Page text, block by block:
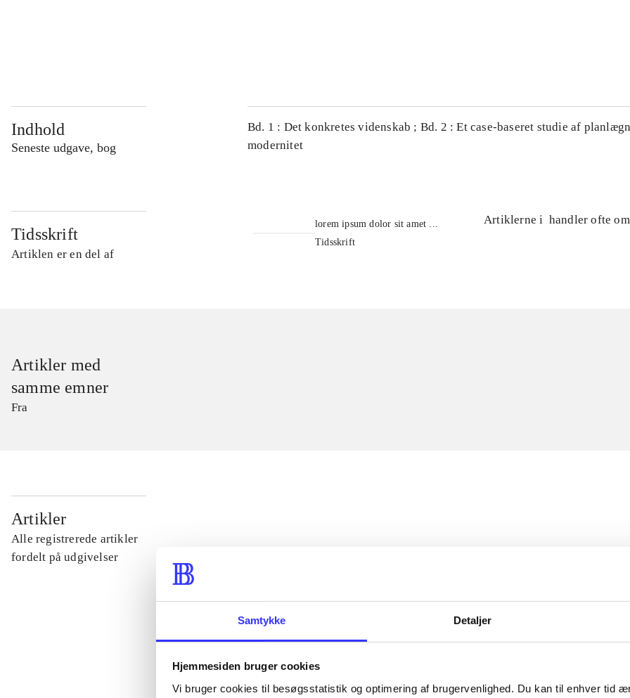
Samtykke Detaljer
Hjemmesiden bruger cookies
Vi bruger cookies til besøgsstatistik og optimering af brugervenlighed. Du kan til enhver tid
Indhold
Seneste udgave, bog
Bd. 1 : Det konkretes videnskab ; Bd. 2 : Et case-baseret studie af
modernitet
Tidsskrift
Artiklen er en del af
lorem ipsum dolor sit amet ...
Tidsskrift
Artiklerne i handler ofte om
Artikler med
samme emner
Fra
Artikler
Alle registrerede artikler
fordelt på udgivelser
...
...
...